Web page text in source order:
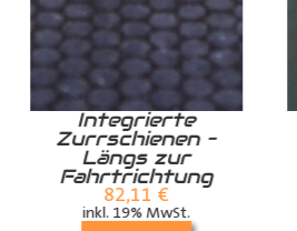
Integrierte
Zurrschienen –
Längs zur
Fahrtrichtung
82,11 €
inkl. 19% MwSt.